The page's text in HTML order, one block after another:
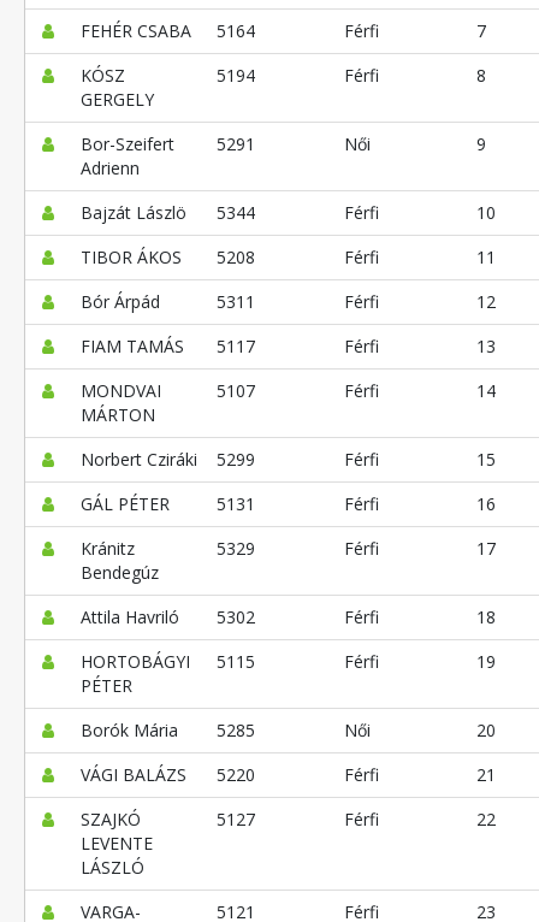
FEHÉR CSABA 5164 Férfi
7
KÓSZ
GERGELY
5194 Férfi 8
Bor-Szeifert
Adrienn
5291 Női 9
Bajzát Lászlö 5344 Férfi
10
TIBOR ÁKOS
5208 Férfi
11
Bór Árpád
5311 Férfi
12
FIAM TAMÁS
5117 Férfi
13
MONDVAI
MÁRTON
5107 Férfi 14
Norbert Cziráki 5299 Férfi
15
GÁL PÉTER
5131 Férfi
16
Kránitz
Bendegúz
5329 Férfi 17
Attila Havriló 5302 Férfi
18
HORTOBÁGYI
PÉTER
5115 Férfi 19
Borók Mária 5285 Női
20
VÁGI BALÁZS
5220 Férfi
21
SZAJKÓ
LEVENTE
LÁSZLÓ
5127 Férfi 22
VARGA-
5121 Férfi 23